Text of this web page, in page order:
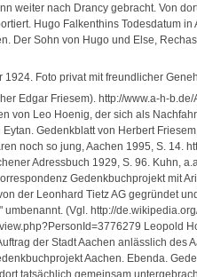
weiter nach Drancy gebracht. Von
Hugo Falkenthins Todesdatum
Der Sohn von Hugo und Else,
1924. Foto privat mit freundlicher
Edgar Friesem). http://www.a-h-
von Leo Hoenig, der sich als
Gedenkblatt von Herbert
noch so jung, Aachen 1995, S. 14.
Adressbuch 1929, S. 96. Kuhn,
Gedenkbuchprojekt mit
der Leonhard Tietz AG gegründet
umbenannt. (Vgl. http://
Leopold
der Stadt Aachen anlässlich des
Aachen. Ebenda.